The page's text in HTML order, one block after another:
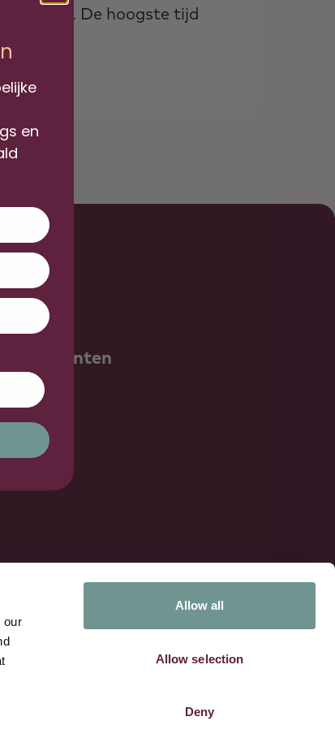
our
Allow all
Allow selection
Deny
is. De hoogste tijd
ons
ons
docenten
en